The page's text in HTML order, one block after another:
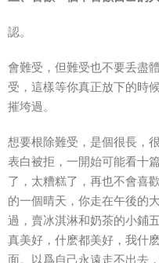
認。
會難受，但難受也不要丢盡
受，這樣等你真正放下的時
摧垮過。
想要根除難受，是個很長，
表白被拒，一開始可能看十
了，太糟糕了，再也不會喜
的一個晴天，你走在午後的
過，賣冰淇淋和奶茶的小鋪
真美好，什麽都美好，我什麽
面。以爲自己永遠走不出去